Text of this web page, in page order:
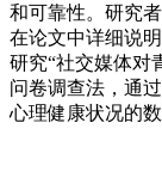
和可靠性。研究
在论文中详细说
研究“社交媒体对
问卷调查法，通
心理健康状况的数